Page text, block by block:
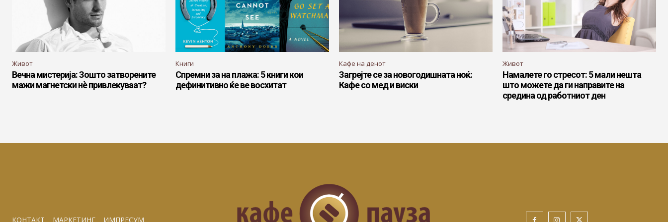
Живот
Вечна мистерија: Зошто затворените
мажи магнетски нè привлекуваат?
Книги
Спремни за на плажа: 5 книги кои
дефинитивно ќе ве восхитат
Кафе на денот
Загрејте се за новогодишната ноќ:
Кафе со мед и виски
Живот
Намалете го стресот: 5 мали нешта
што можете да ги направите на
средина од работниот ден
КОНТАКТ МАРКЕТИНГ ИМПРЕСУМ